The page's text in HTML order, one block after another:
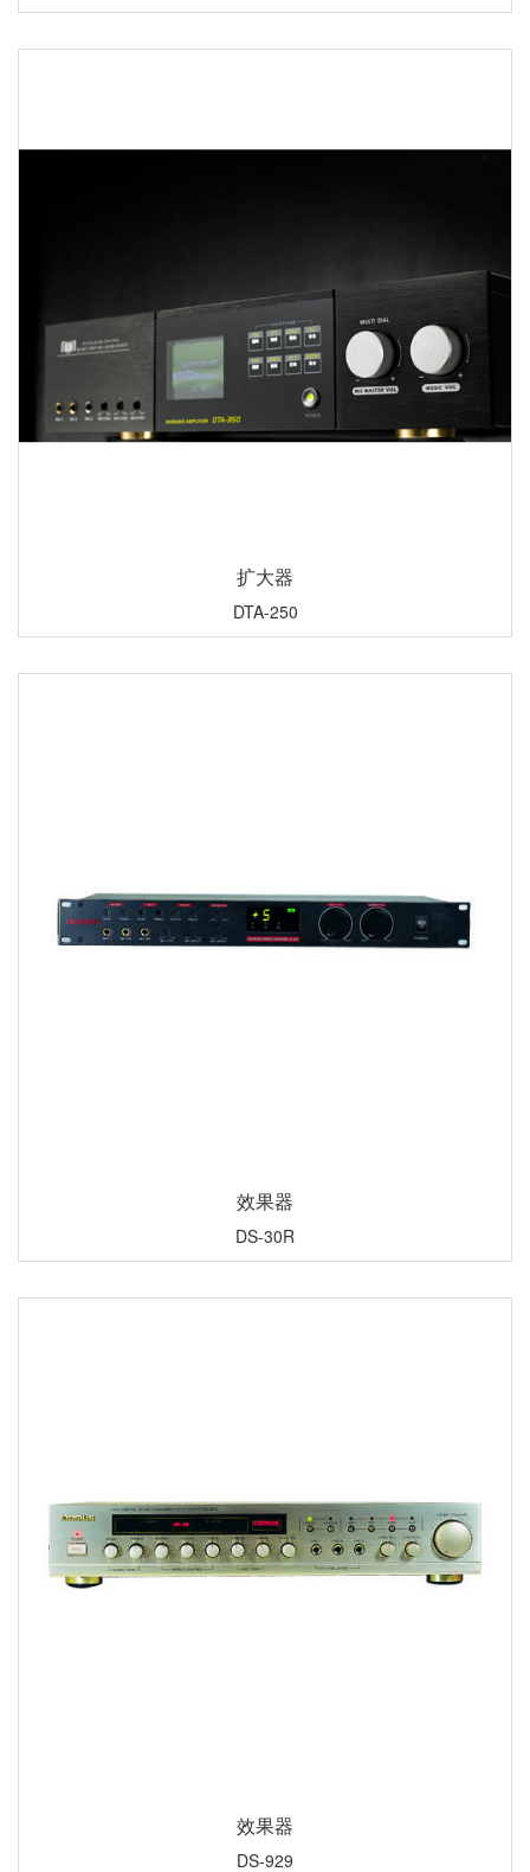
扩大器
DTA-250
效果器
DS-30R
效果器
DS-929